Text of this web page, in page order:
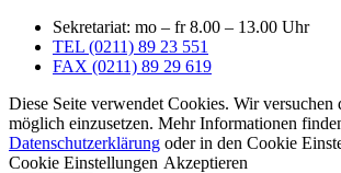
Sekretariat: mo – fr 8.00 – 13.00 Uhr
TEL (0211) 89 23 551
FAX (0211) 89 29 619
Diese Seite verwendet Cookies. Wir versuchen
möglich einzusetzen. Mehr Informationen
Datenschutzerklärung oder in den Cookie
Cookie Einstellungen Akzeptieren